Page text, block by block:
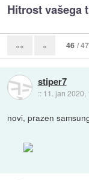
Hitrost vašega
«« « 46 / 47
stiper7
:: 11. jan 2020,
novi, prazen